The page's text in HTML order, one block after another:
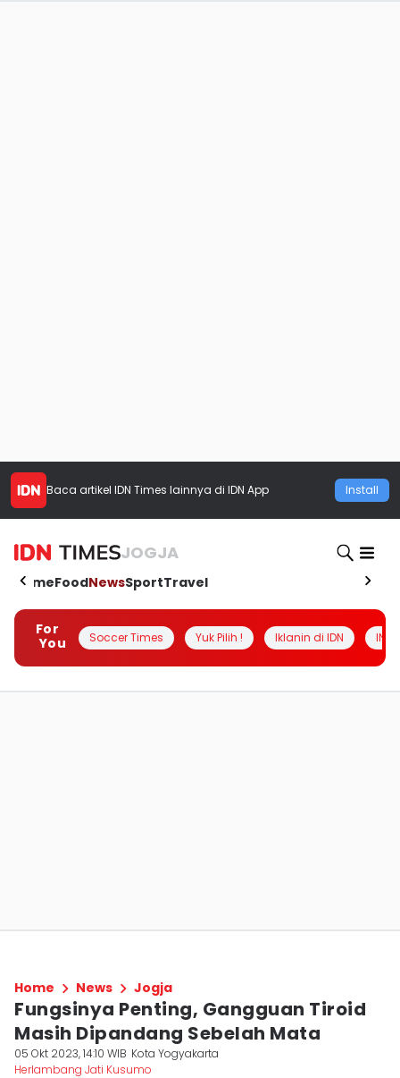
Baca artikel IDN Times lainnya di IDN App Install
JOGJA
HomeFoodNewsSportTravel
For
You
Soccer Times Yuk Pilih ! Iklanin di IDN
Home News Jogja
Fungsinya Penting, Gangguan Tiroid
Masih Dipandang Sebelah Mata
05 Okt 2023, 14:10 WIB Kota Yogyakarta
Herlambang Jati Kusumo